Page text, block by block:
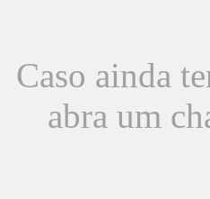
Caso ainda
abra um